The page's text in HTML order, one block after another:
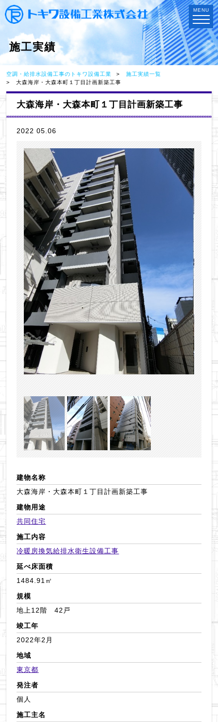
MENU
施工実績
空調・給排水設備工事のトキワ設備工業
施工実績一覧
大森海岸・大森本町１丁目計画新築工事
大森海岸・大森本町１丁目計画新築工事
2022 05.06
建物名称
大森海岸・大森本町１丁目計画新築工事
建物用途
共同住宅
施工内容
冷暖房換気給排水衛生設備工事
延べ床面積
1484.91㎡
規模
地上12階 42戸
竣工年
2022年2月
地域
東京都
発注者
個人
施工主名